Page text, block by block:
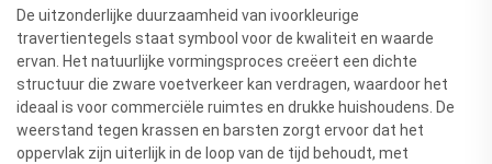
De uitzonderlijke duurzaamheid van ivoorkleurige
travertientegels staat symbool voor de kwaliteit en waarde
ervan. Het natuurlijke vormingsproces creëert een dichte
structuur die zware voetverkeer kan verdragen, waardoor het
ideaal is voor commerciële ruimtes en drukke huishoudens. De
weerstand tegen krassen en barsten zorgt ervoor dat het
oppervlak zijn uiterlijk in de loop van de tijd behoudt, met